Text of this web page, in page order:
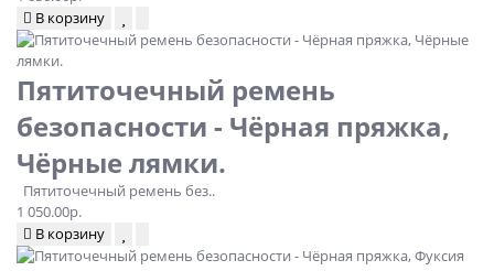
В корзину
Пятиточечный ремень
безопасности - Чёрная пряжка,
Чёрные лямки.
Пятиточечный ремень без..
1 050.00р.
В корзину